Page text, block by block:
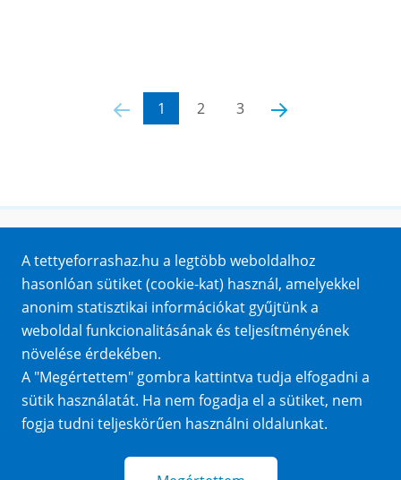
1 2 3
Impresszum
Sütik
Adatvédelem
Közérdekű adatok
A tettyeforrashaz.hu a legtöbb weboldalhoz
hasonlóan sütiket (cookie-kat) használ, amelyekkel
anonim statisztikai információkat gyűjtünk a
weboldal funkcionalitásának és teljesítményének
növelése érdekében.
A "Megértettem" gombra kattintva tudja elfogadni a
sütik használatát. Ha nem fogadja el a sütiket, nem
fogja tudni teljeskörűen használni oldalunkat.